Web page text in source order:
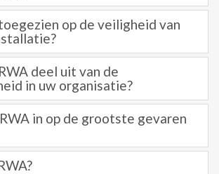
op de veiligheid van
deel uit van de
in uw organisatie?
in op de grootste gevaren